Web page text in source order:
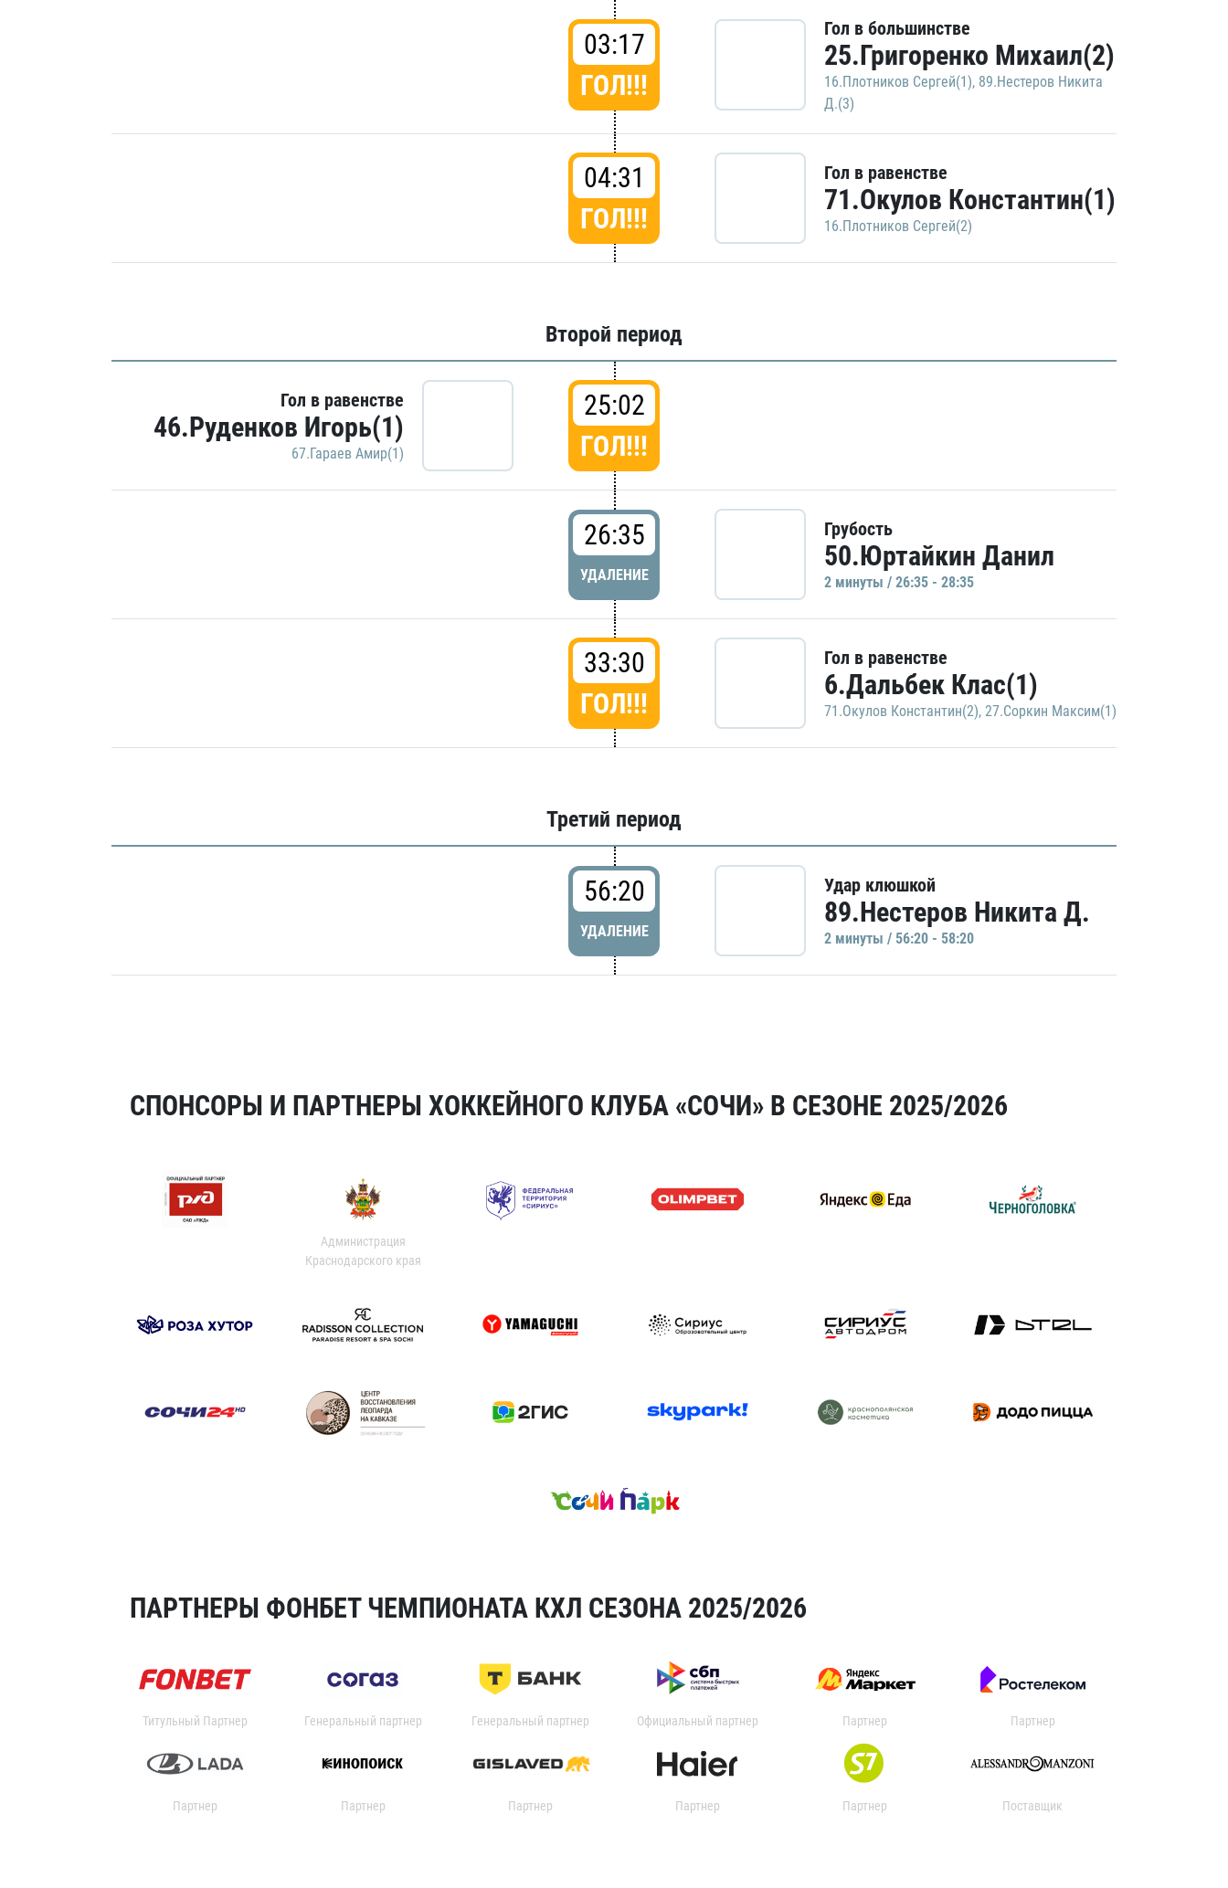
03:17
ГОЛ!!!
Гол в большинстве
25.Григоренко Михаил(2)
16.Плотников Сергей(1), 89.Нестеров Никита
Д.(3)
04:31
ГОЛ!!!
Гол в равенстве
71.Окулов Константин(1)
16.Плотников Сергей(2)
Второй период
Гол в равенстве
46.Руденков Игорь(1)
67.Гараев Амир(1)
25:02
ГОЛ!!!
26:35
УДАЛЕНИЕ
Грубость
50.Юртайкин Данил
2 минуты / 26:35 - 28:35
33:30
ГОЛ!!!
Гол в равенстве
6.Дальбек Клас(1)
71.Окулов Константин(2), 27.Соркин Максим(1)
Третий период
56:20
УДАЛЕНИЕ
Удар клюшкой
89.Нестеров Никита Д.
2 минуты / 56:20 - 58:20
СПОНСОРЫ И ПАРТНЕРЫ ХОККЕЙНОГО КЛУБА «СОЧИ» В СЕЗОНЕ 2025/2026
Администрация
Краснодарского края
ПАРТНЕРЫ ФОНБЕТ ЧЕМПИОНАТА КХЛ СЕЗОНА 2025/2026
Титульный Партнер Генеральный партнер Генеральный партнер Официальный партнер Партнер Партнер
Партнер Партнер Партнер Партнер Партнер Поставщик